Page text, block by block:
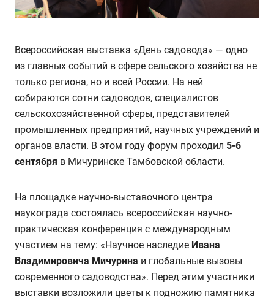
Всероссийская выставка «День садовода» — одно
из главных событий в сфере сельского хозяйства не
только региона, но и всей России. На ней
собираются сотни садоводов, специалистов
сельскохозяйственной сферы, представителей
промышленных предприятий, научных учреждений и
органов власти. В этом году форум проходил 5-6
сентября в Мичуринске Тамбовской области.
На площадке научно-выставочного центра
наукограда состоялась всероссийская научно-
практическая конференция с международным
участием на тему: «Научное наследие Ивана
Владимировича Мичурина и глобальные вызовы
современного садоводства». Перед этим участники
выставки возложили цветы к подножию памятника